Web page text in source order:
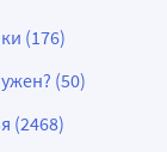
(176)
(50)
(2468)